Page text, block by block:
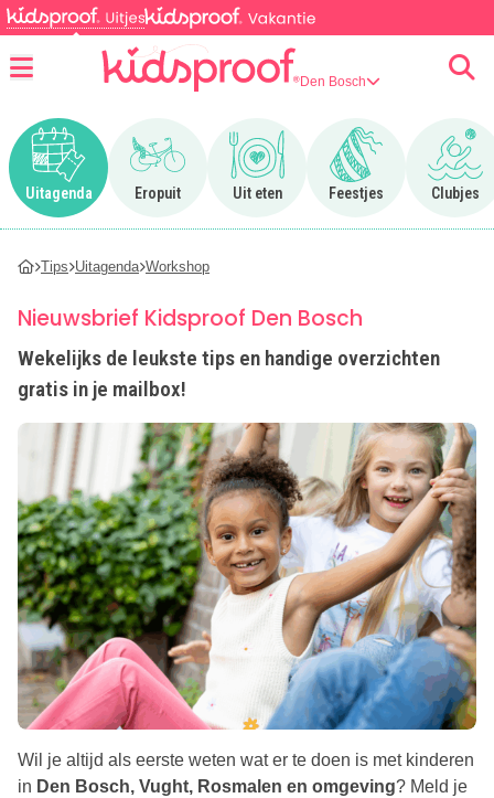
Den Bosch
Uitagenda
Ga naar Uitagenda
Eropuit
Ga naar Eropuit
Uit eten
Ga naar Uit eten
Feestjes
Ga naar Feestjes
Clubjes
Ga
Tips Uitagenda Workshop
Nieuwsbrief Kidsproof Den Bosch
Wekelijks de leukste tips en handige overzichten
gratis in je mailbox!
Wil je altijd als eerste weten wat er te doen is met kinderen
in Den Bosch, Vught, Rosmalen en omgeving? Meld je